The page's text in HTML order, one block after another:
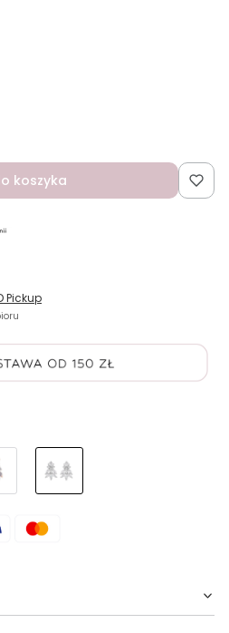
koszyka
Pickup